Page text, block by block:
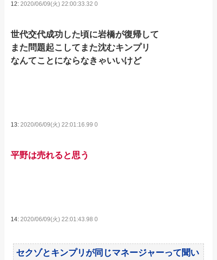
12:2020/06/09(火) 22:00:33.32 0
世代交代成功した頃に岩橋が復帰して
また問題起こしてまた沈むキンプリ
なんてことにならなきゃいいけど
13:2020/06/09(火) 22:01:16.99 0
平野は売れると思う
14: 2020/06/09(火) 22:01:43.98 0
セクゾとキンプリが同じマネージャーって聞い